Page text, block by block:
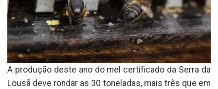
A produção deste ano do mel certificado da Serra da
Lousã deve rondar as 30 toneladas, mais três que em